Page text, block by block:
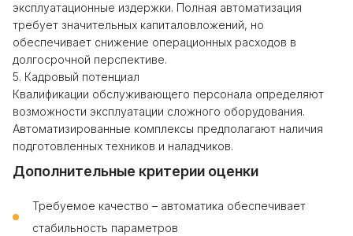
эксплуатационные издержки. Полная автоматизация
требует значительных капиталовложений, но
обеспечивает снижение операционных расходов в
долгосрочной перспективе.
5. Кадровый потенциал
Квалификации обслуживающего персонала определяют
возможности эксплуатации сложного оборудования.
Автоматизированные комплексы предполагают наличия
подготовленных техников и наладчиков.
Дополнительные критерии оценки
Требуемое качество – автоматика обеспечивает
стабильность параметров